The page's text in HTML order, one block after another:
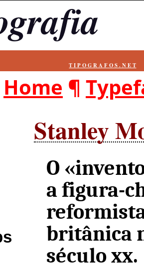
T I P O G R A F O S . N E T
Home ¶
Stanley
O
a figura-
britânica
século xx.